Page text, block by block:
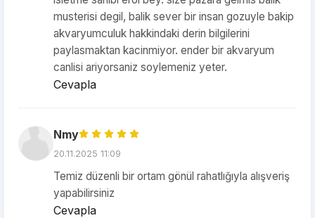
musterisi degil, balik sever bir insan gozuyle bakip
akvaryumculuk hakkindaki derin bilgilerini
paylasmaktan kacinmiyor. ender bir akvaryum
canlisi ariyorsaniz soylemeniz yeter.
Cevapla
Nmy
20.11.2025 11:09
Temiz düzenli bir ortam gönül rahatlığıyla alışveriş
yapabilirsiniz
Cevapla